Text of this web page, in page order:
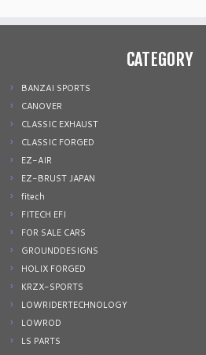
CATEGORY
BANZAI SPORTS
CANOVER
CLASSIC EXHAUST
CLASSIC FORGED
EZ-AIR
EZ-BRUST JAPAN
fitech
FITECH EFI
FOR SALE CARS
GROUNDDESIGNS
HOLIX FORGED
KRZX-SPORTS
LOWRIDERTECHNOLOGY
LOWROD
LS PARTS